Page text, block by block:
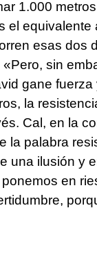
1.000
el equivalente
esas dos
sin
gane fuerza
la
Cal, en la
la palabra
una ilusión y
en